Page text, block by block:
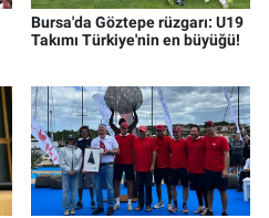
Bursa'da Göztepe rüzgarı: U19
Takımı Türkiye'nin en büyüğü!